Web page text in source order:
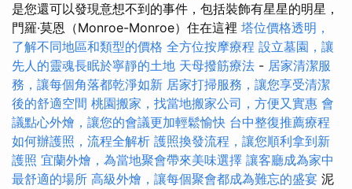
是您還可以發現意想不到的事件，包括裝飾有星星的明星，
門羅·莫恩（Monroe-Monroe）住在這裡 塔位價格透明，
了解不同地區和類型的價格 全方位按摩療程 設立墓園，讓
先人的靈魂長眠於寧靜的土地 天母撥筋療法 - 居家清潔服
務，讓每個角落都乾淨如新 居家打掃服務，讓您享受清潔
後的舒適空間 桃園搬家，找當地搬家公司，方便又實惠 會
議點心外燴，讓您的會議更加輕鬆愉快 台中整復推薦療程
如何辦護照，流程全解析 護照換發流程，讓您順利拿到新
護照 宜蘭外燴，為當地聚會帶來美味選擇 讓客廳成為家中
最舒適的場所 高級外燴，讓每個聚會都成為難忘的盛宴 泥